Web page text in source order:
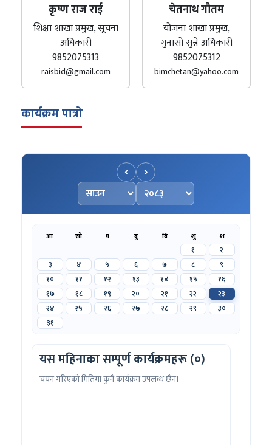
कृष्ण राज राई
शिक्षा शाखा प्रमुख, सूचना
अधिकारी
9852075313
raisbid@gmail.com
चेतनाथ गौतम
योजना शाखा प्रमुख,
गुनासो सुन्ने अधिकारी
9852075312
bimchetan@yahoo.com
कार्यक्रम पात्रो
‹
महिना चयन गर्नुहोस्
वर्ष चयन गर्नुहोस्
›
आ सो मं बु बि शु श
१
२
३
४ ५ ६ ७ ८
९
१०
११ १२ १३ १४ १५
१६
१७
१८ १९ २० २१ २२
२३
२४
२५ २६ २७ २८ २९
३०
३१
यस महिनाका सम्पूर्ण कार्यक्रमहरू (०)
चयन गरिएको मितिमा कुनै कार्यक्रम उपलब्ध छैन।